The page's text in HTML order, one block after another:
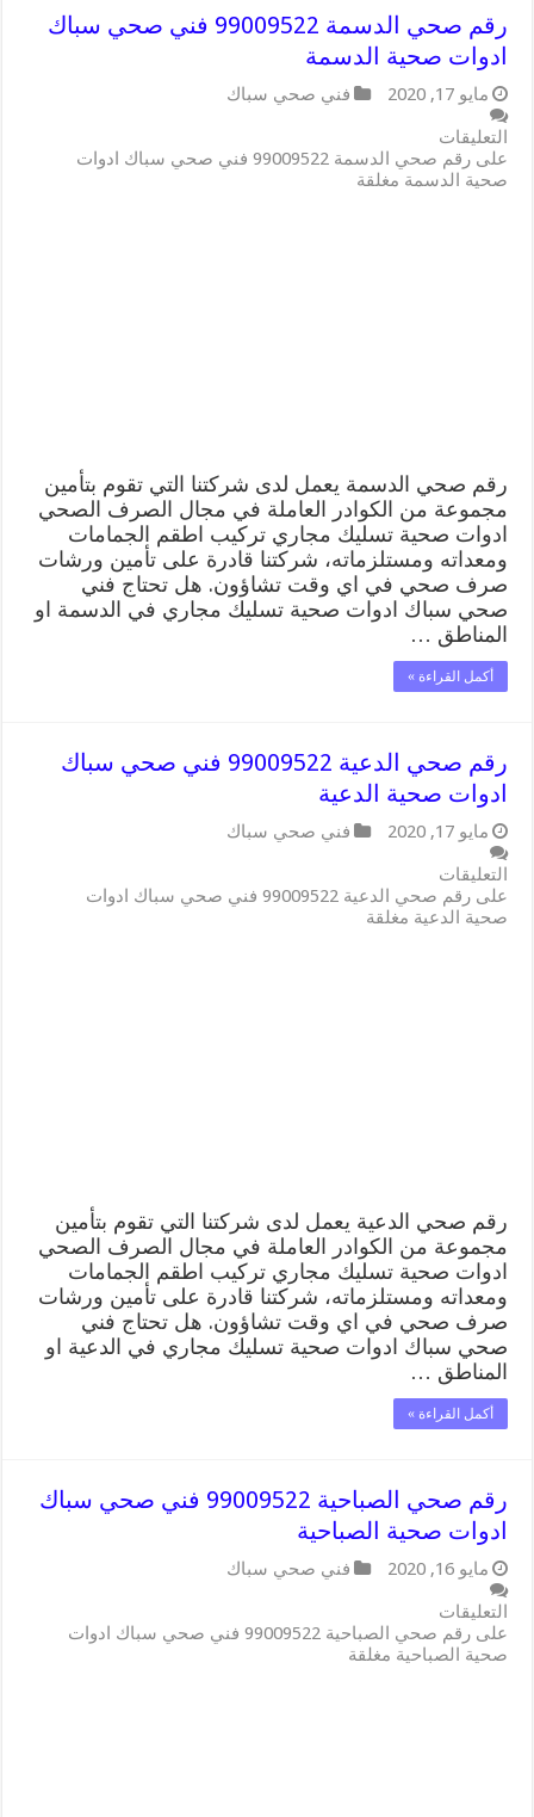
رقم صحي الدسمة 99009522 فني صحي سباك
ادوات صحية الدسمة
مايو 17, 2020
فني صحي سباك
التعليقات
على رقم صحي الدسمة 99009522 فني صحي سباك ادوات
صحية الدسمة مغلقة
رقم صحي الدسمة يعمل لدى شركتنا التي تقوم بتأمين
مجموعة من الكوادر العاملة في مجال الصرف الصحي
ادوات صحية تسليك مجاري تركيب اطقم الجمامات
ومعداته ومستلزماته، شركتنا قادرة على تأمين ورشات
صرف صحي في اي وقت تشاؤون. هل تحتاج فني
صحي سباك ادوات صحية تسليك مجاري في الدسمة او
المناطق …
أكمل القراءة »
رقم صحي الدعية 99009522 فني صحي سباك
ادوات صحية الدعية
مايو 17, 2020
فني صحي سباك
التعليقات
على رقم صحي الدعية 99009522 فني صحي سباك ادوات
صحية الدعية مغلقة
رقم صحي الدعية يعمل لدى شركتنا التي تقوم بتأمين
مجموعة من الكوادر العاملة في مجال الصرف الصحي
ادوات صحية تسليك مجاري تركيب اطقم الجمامات
ومعداته ومستلزماته، شركتنا قادرة على تأمين ورشات
صرف صحي في اي وقت تشاؤون. هل تحتاج فني
صحي سباك ادوات صحية تسليك مجاري في الدعية او
المناطق …
أكمل القراءة »
رقم صحي الصباحية 99009522 فني صحي سباك
ادوات صحية الصباحية
مايو 16, 2020
فني صحي سباك
التعليقات
على رقم صحي الصباحية 99009522 فني صحي سباك ادوات
صحية الصباحية مغلقة